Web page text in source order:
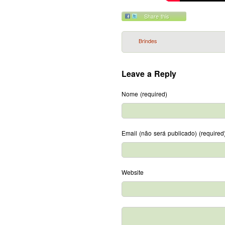
Share this
Brindes
Leave a Reply
Nome (required)
Email (não será publicado)
Website